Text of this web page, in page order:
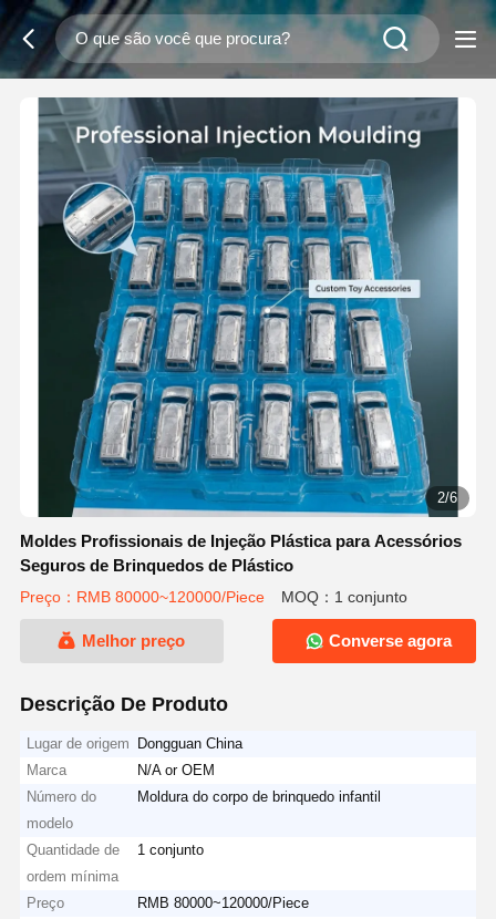
2/6
Moldes Profissionais de Injeção Plástica para Acessórios
Seguros de Brinquedos de Plástico
Preço：RMB 80000~120000/Piece MOQ：1 conjunto
Melhor preço Converse agora
Descrição De Produto
Lugar de origem
Dongguan China
Marca
N/A or OEM
Número do
modelo
Moldura do corpo de brinquedo infantil
Quantidade de
ordem mínima
1 conjunto
Preço
RMB 80000~120000/Piece